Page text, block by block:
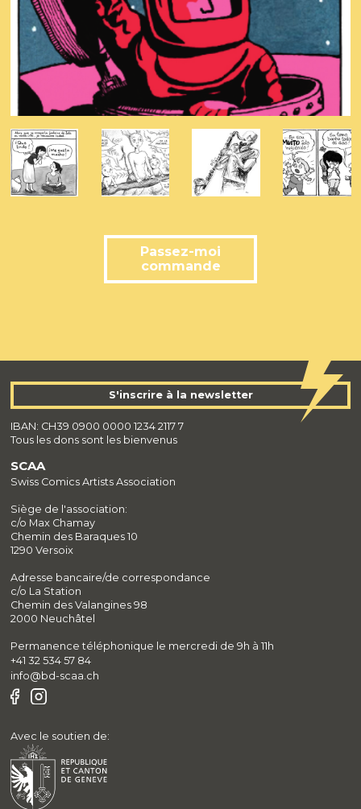
Passez-moi
commande
SCAA
Swiss Comics Artists Association
Siège de l'association:
c/o Max Chamay
Chemin des Baraques 10
1290 Versoix
Adresse bancaire/de correspondance
c/o La Station
Chemin des Valangines 98
2000 Neuchâtel
Permanence téléphonique le mercredi de 9h à 11h
+41 32 534 57 84
info@bd-scaa.ch
Avec le soutien de:
S'inscrire à la newsletter
IBAN: CH39 0900 0000 1234 2117 7
Tous les dons sont les bienvenus